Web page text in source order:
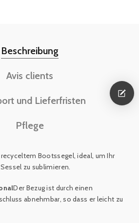
Beschreibung
Avis clients
und Lieferfristen
Pflege
recyceltem Bootssegel,ideal, um Ihr
zu sublimieren.
Der Bezug ist durch einen
abnehmbar, so dass er leicht zu